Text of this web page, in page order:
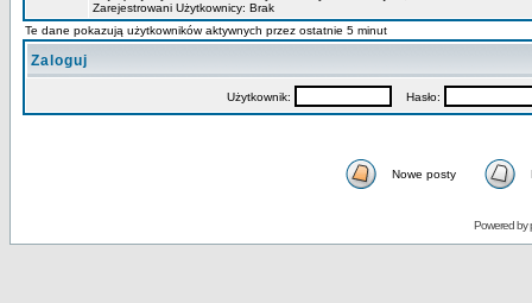
Zarejestrowani Użytkownicy: Brak
Te dane pokazują użytkowników aktywnych przez ostatnie 5 minut
Zaloguj
Użytkownik: Hasło:
Nowe posty
Powered by